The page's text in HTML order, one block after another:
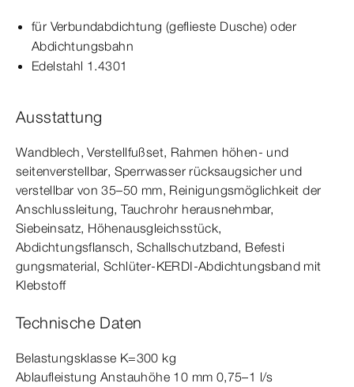
für Verbundabdichtung (geflieste Dusche) oder
Abdichtungsbahn
Edelstahl 1.4301
Ausstattung
Wandblech, Verstellfußset, Rahmen höhen- und
seitenverstellbar, Sperrwasser rücksaugsicher und
verstellbar von 35–50 mm, Reinigungsmöglichkeit der
Anschlussleitung, Tauchrohr herausnehmbar,
Siebeinsatz, Höhenausgleichsstück,
Abdichtungsflansch, Schallschutzband, Befesti­
gungsmaterial, Schlüter-​KERDI-​Abdichtungsband mit
Klebstoff
Technische Daten
Belastungsklasse K=300 kg
Ablaufleistung Anstauhöhe 10 mm 0,75–1 l/s